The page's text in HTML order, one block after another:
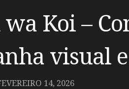
Koi –
visual
14, 2026